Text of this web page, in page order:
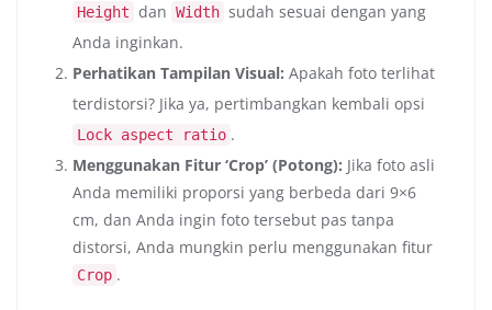
Height dan Width sudah sesuai dengan yang
Anda inginkan.
Perhatikan Tampilan Visual: Apakah foto terlihat
terdistorsi? Jika ya, pertimbangkan kembali opsi
Lock aspect ratio .
Menggunakan Fitur ‘Crop’ (Potong): Jika foto asli
Anda memiliki proporsi yang berbeda dari 9×6
cm, dan Anda ingin foto tersebut pas tanpa
distorsi, Anda mungkin perlu menggunakan fitur
Crop .